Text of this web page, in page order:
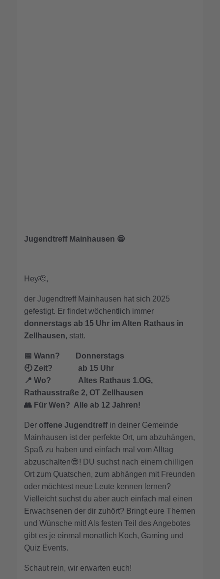
Jugendtreff Mainhausen 😁
Hey🫡,
der Jugendtreff Mainhausen hat sich 2025
gefestigt. Er findet wöchentlich immer
donnerstags ab 15 Uhr im Alten Rathaus in
Zellhausen, statt.
📅 Wann? Donnerstags
🕘Zeit? ab 15 Uhr
📍Wo? Altes Rathaus 1.OG,
Rathausstraße 2, OT Zellhausen
👥 Für Wen? Alle ab 12 Jahren!
Deroffene Jugendtreffin deiner Gemeinde
Mainhausen ist der perfekte Ort, um abzuhängen,
Spaß zu haben und einfach mal vom Alltag
abzuschalten😎! DU suchst nach einem chilligen
Ort zum Quatschen, zum abhängen mit Freunden
oder möchtest neue Leute kennen lernen?
Vielleicht suchst du aber auch einfach mal einen
Erwachsenen der dir zuhört? Bringt eure Themen
und Wünsche mit! Als festen Teil des Angebotes
gibt es je einmal monatlich Koch, Gaming und
Quiz Events.
Schaut rein, wir erwarten euch!